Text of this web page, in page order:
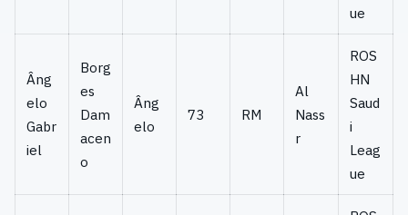
ue
Âng
elo
Gabr
iel
Borg
es
Dam
acen
o
Âng
elo
73 RM
Al
Nass
r
ROS
HN
Saud
i
Leag
ue